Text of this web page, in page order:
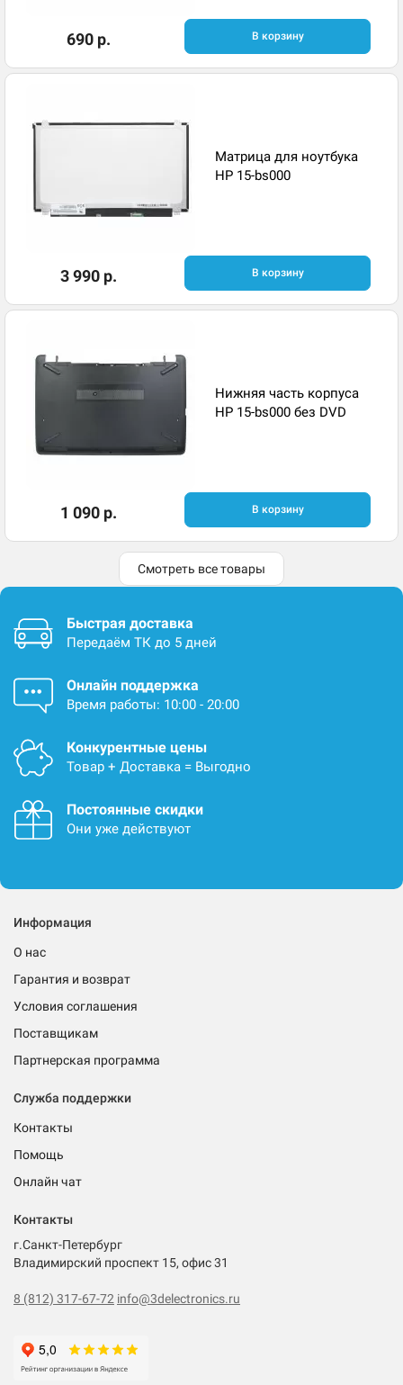
690 р. В корзину
Матрица для ноутбука
HP 15-bs000
3 990 р. В корзину
Нижняя часть корпуса
HP 15-bs000 без DVD
1 090 р. В корзину
Смотреть все товары
Быстрая доставка
Передаём ТК до 5 дней
Онлайн поддержка
Время работы: 10:00 - 20:00
Конкурентные цены
Товар + Доставка = Выгодно
Постоянные скидки
Они уже действуют
Информация
О нас
Гарантия и возврат
Условия соглашения
Поставщикам
Партнерская программа
Служба поддержки
Контакты
Помощь
Онлайн чат
Контакты
г.Санкт-Петербург
Владимирский проспект 15, офис 31
8 (812) 317-67-72 info@3delectronics.ru